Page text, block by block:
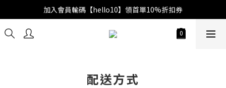
加入會員輸碼【hello10】領首單10%折扣券
配送方式